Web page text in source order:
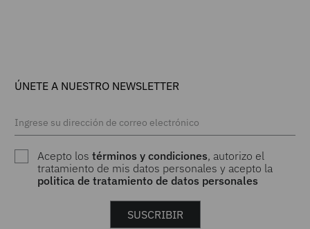
ÚNETE A NUESTRO NEWSLETTER
Acepto lostérminos y condiciones, autorizo el
tratamiento de mis datos personales y acepto la
politica de tratamiento de datos personales
SUSCRIBIR